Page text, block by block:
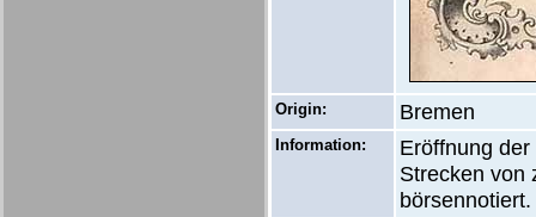
Origin: Bremen
Information:
Eröffnung
Strecken von
börsennotiert.